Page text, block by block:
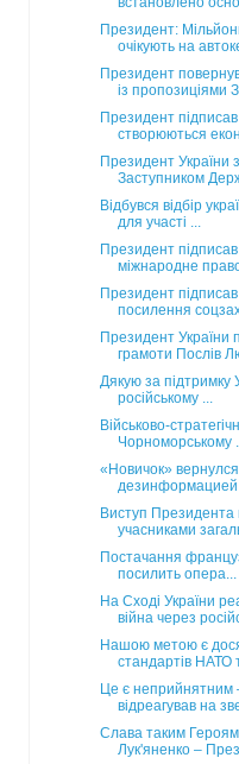
Президент:
очікують на
Президент
із пропозиціями
Президент
створюються
Президент України
Заступником
Відбувся відбір
для участі ...
Президент
міжнародне
Президент
посилення
Президент України
грамоти Послів
Дякую за підтримку
російському ...
Військово-
Чорноморському
«Новичок»
дезинформацией
Виступ Президента
учасниками
Постачання
посилить опера...
На Сході України
війна через
Нашою метою є
стандартів НАТО
Це є неприйнятним
відреагував на
Слава таким
Лук'яненко –